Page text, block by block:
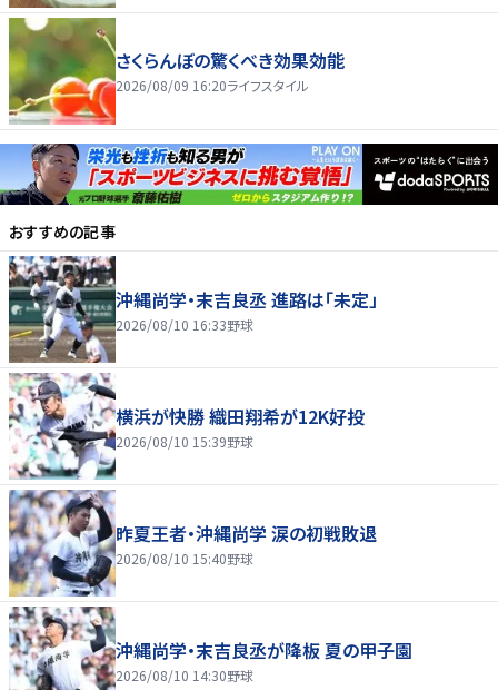
さくらんぼの驚くべき効果効能
2026/08/09 16:20ライフスタイル
おすすめの記事
沖縄尚学・末吉良丞 進路は「未定」
2026/08/10 16:33野球
横浜が快勝 織田翔希が12K好投
2026/08/10 15:39野球
昨夏王者・沖縄尚学 涙の初戦敗退
2026/08/10 15:40野球
沖縄尚学・末吉良丞が降板 夏の甲子園
2026/08/10 14:30野球